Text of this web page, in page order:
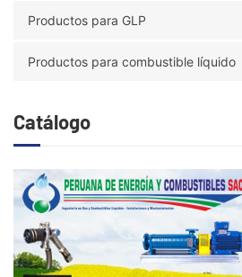
Productos para GLP
Productos para combustible líquido
Catálogo